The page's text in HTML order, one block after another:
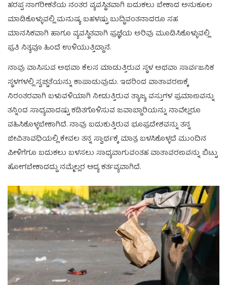
ಹರಪ್ಪ ನಾಗರೀಕತೆಯ ನಂತರ ವ್ಯವಸ್ಥಿತವಾಗಿ ಬದುಕಲು ಬೇಕಾದ ಅನುಕೂಲ
ಮಾಡಿಕೊಳ್ಳುವಲ್ಲಿ ಮನುಷ್ಯ ಬಹಳಷ್ಟು ಬುದ್ಧಿವಂತನಾದರೂ ಸಹ
ಮಾನಸಿಕವಾಗಿ ಹಾಗೂ ವ್ಯವಸ್ಥಿತವಾಗಿ ಪ್ರಜ್ಞೆಯ ಅರಿವು ಮೂಡಿಸಿಕೊಳ್ಳುವಲ್ಲಿ
ಪ್ರತಿ ನಿತ್ಯವೂ ಹಿಂದೆ ಉಳಿಯುತ್ತಿದ್ದಾನೆ.
ನಾವು ವಾಸಿಸುವ ಅಥವಾ ಕೆಲಸ ಮಾಡುತ್ತಿರುವ ಸ್ಥಳ ಅಥವಾ ಸಾರ್ವಜನಿಕ
ಸ್ಥಳಗಳಲ್ಲಿ ಸ್ವಚ್ಚತೆಯನ್ನು ಕಾಪಾಡುವುದು. ಇದರಿಂದ ವಾತಾವರಣಕ್ಕೆ
ನಿರಂತರವಾಗಿ ಬಳುವಳಿಯಾಗಿ ನೀಡುತ್ತಿರುವ ತ್ಯಾಜ್ಯ ವಸ್ತುಗಳ ಪ್ರಮಾಣವನ್ನು
ತನ್ನಿಂದ ಸಾಧ್ಯವಾದಷ್ಟು ಕಡಿತಗೊಳಿಸುವ ಜವಾಬ್ದಾರಿಯನ್ನು ನಾವೆಲ್ಲರೂ
ವಹಿಸಿಕೊಳ್ಳಬೇಕಾಗಿದೆ. ನಾವು ಬದುಕುತ್ತಿರುವ ಭೂಪ್ರದೇಶವನ್ನು ತನ್ನ
ಜೀವಿತಾವಧಿಯಲ್ಲಿ ಕೇವಲ ತನ್ನ ಸ್ವಾರ್ಥಕ್ಕೆ ಮಾತ್ರ ಬಳಸಿಕೊಳ್ಳದೆ ಮುಂದಿನ
ಪೀಳಿಗೆಗೂ ಬದುಕಲು ಬಳಸಲು ಸಾಧ್ಯವಾಗುವಂತಹ ವಾತಾವರಣವನ್ನು ಬಿಟ್ಟು
ಹೋಗಬೇಕಾದದ್ದು ನಮ್ಮೆಲ್ಲರ ಆದ್ಯ ಕರ್ತವ್ಯವಾಗಿದೆ.